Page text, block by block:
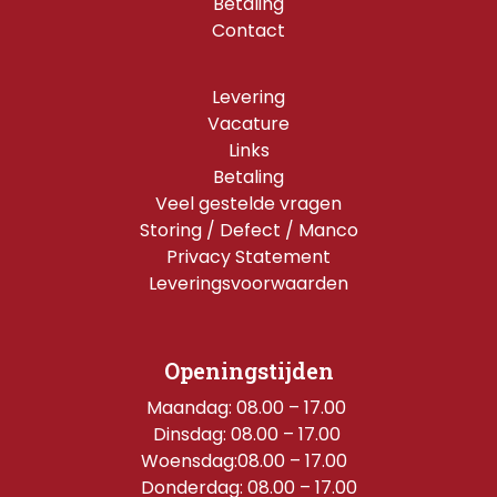
Contact
Levering
Vacature
Links
Betaling
Veel gestelde vragen
Storing / Defect / Manco
Privacy Statement
Leveringsvoorwaarden
Openingstijden
Maandag: 08.00 – 17.00
Dinsdag: 08.00 – 17.00
Woensdag:08.00 – 17.00
Donderdag: 08.00 – 17.00